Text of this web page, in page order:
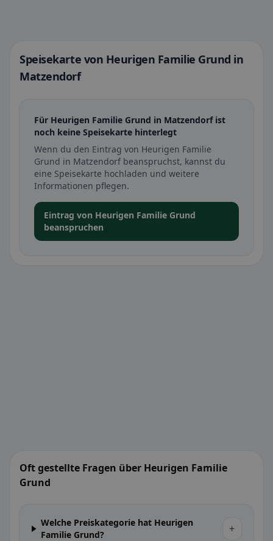
Speisekarte von Heurigen Familie Grund in
Matzendorf
Für Heurigen Familie Grund in Matzendorf ist
noch keine Speisekarte hinterlegt
Wenn du den Eintrag von Heurigen Familie
Grund in Matzendorf beanspruchst, kannst du
eine Speisekarte hochladen und weitere
Informationen pflegen.
Eintrag von Heurigen Familie Grund
beanspruchen
Oft gestellte Fragen über Heurigen Familie
Grund
Welche Preiskategorie hat Heurigen
Familie Grund?
+